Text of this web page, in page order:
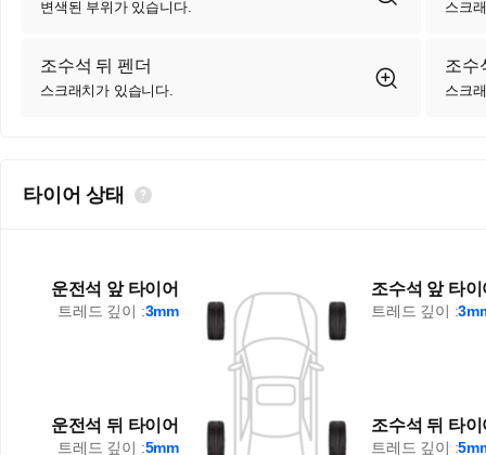
변색된 부위가 있습니다. 스크
조수석 뒤 펜더
스크래치가 있습니다.
조수
스크
타이어 상태
운전석 앞 타이어
트레드 깊이 :3mm
운전석 뒤 타이어
트레드 깊이 :5mm
조수석 뒤 타이
트레드 깊이 :
조수석 앞 타이
트레드 깊이 :